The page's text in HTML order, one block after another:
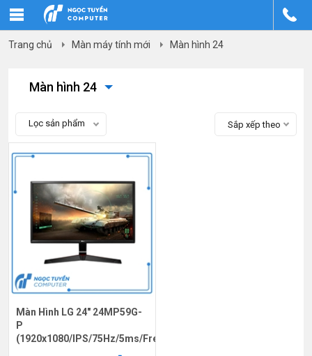
Trang chủ Màn máy tính mới Màn hình 24
Màn hình 24
Lọc sản phẩm Sắp xếp theo
Màn Hình LG 24" 24MP59G-
P
(1920x1080/IPS/75Hz/5ms/FreeSync)